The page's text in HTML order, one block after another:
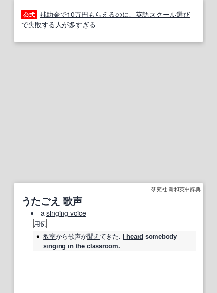
公式 補助金で10万円もらえるのに、英語スクール選び
で失敗する人が多すぎる
研究社 新和英中辞典
うたごえ 歌声
a singing voice
用例
教室から歌声が聞え てきた. I heard somebody
singing in the classroom.